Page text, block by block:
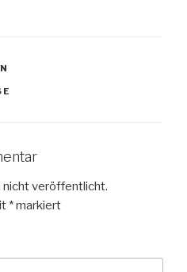
nicht veröffentlicht.
*markiert